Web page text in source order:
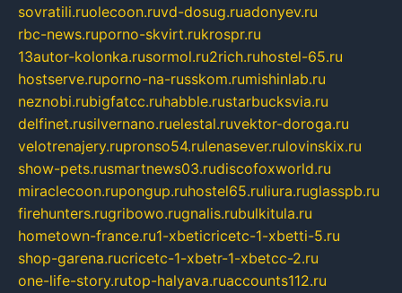
sovratili.ruolecoon.ruvd-dosug.ruadonyev.ru
rbc-news.ruporno-skvirt.rukrospr.ru
13autor-kolonka.rusormol.ru2rich.ruhostel-65.ru
hostserve.ruporno-na-russkom.rumishinlab.ru
neznobi.rubigfatcc.ruhabble.rustarbucksvia.ru
delfinet.rusilvernano.ruelestal.ruvektor-doroga.ru
velotrenajery.rupronso54.rulenasever.rulovinskix.ru
show-pets.rusmartnews03.rudiscofoxworld.ru
miraclecoon.rupongup.ruhostel65.ruliura.ruglasspb.ru
firehunters.rugribowo.rugnalis.rubulkitula.ru
hometown-france.ru1-xbeticricetc-1-xbetti-5.ru
shop-garena.rucricetc-1-xbetr-1-xbetcc-2.ru
one-life-story.rutop-halyava.ruaccounts112.ru